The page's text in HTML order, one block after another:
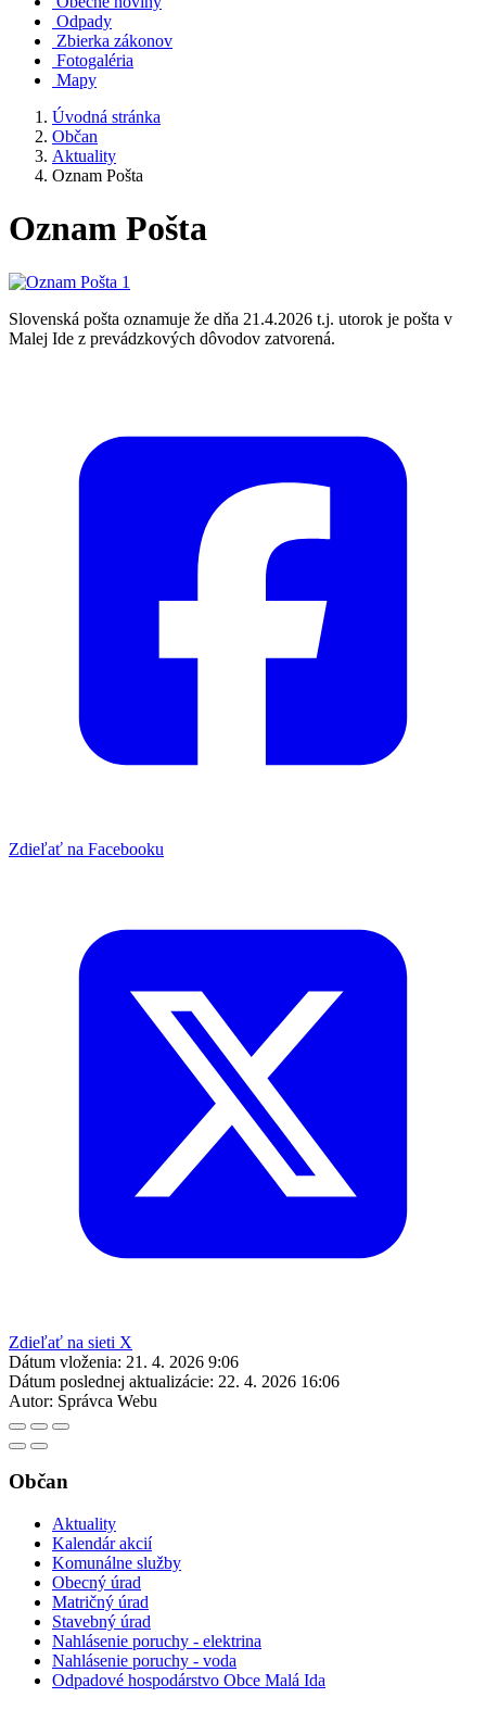
Odpady
Zbierka zákonov
Fotogaléria
Mapy
Úvodná stránka
Občan
Aktuality
Oznam Pošta
Oznam Pošta
Slovenská pošta oznamuje že dňa 21.4.2026 t.j. utorok je pošta v
Malej Ide z prevádzkových dôvodov zatvorená.
Zdieľať na Facebooku
Zdieľať na sieti X
Dátum vloženia: 21. 4. 2026 9:06
Dátum poslednej aktualizácie: 22. 4. 2026 16:06
Autor: Správca Webu
Občan
Aktuality
Kalendár akcií
Komunálne služby
Obecný úrad
Matričný úrad
Stavebný úrad
Nahlásenie poruchy - elektrina
Nahlásenie poruchy - voda
Odpadové hospodárstvo Obce Malá Ida